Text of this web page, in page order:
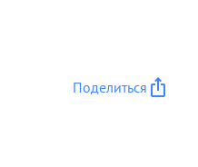
Поделиться